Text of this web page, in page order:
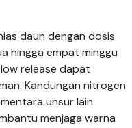
daun dengan dosis
hingga empat minggu
release dapat
Kandungan nitrogen
unsur lain
menjaga warna